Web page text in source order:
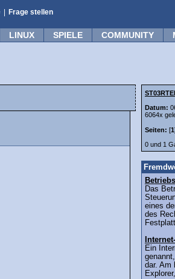
Frage stellen
LINUX SPIELE COMMUNITY
Datum:
6064x
Seiten: [1
0 und 1
Das
eines
des
Ein
dar. Am